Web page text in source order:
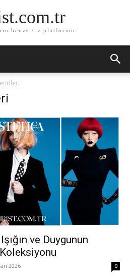
benzersiz platformu.
ve Duygunun
2026 0